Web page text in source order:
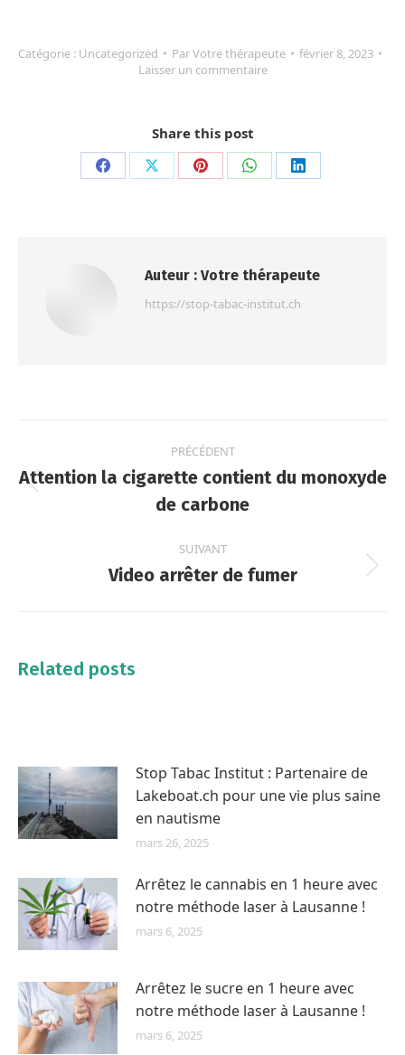
Catégorie : Uncategorized ParVotre thérapeute
février 8, 2023
Laisser un commentaire
Share this post
PartagerPartagerPartagerPartagerPartager
Auteur : Votre thérapeute
https://stop-tabac-institut.ch
des
articles
PRÉCÉDENT
Article
précédent
Attention la cigarette contient du monoxyde
de carbone
SUIVANT
Article
Video arrêter de fumer
Related posts
Stop Tabac Institut : Partenaire de
Lakeboat.ch pour une vie plus saine
en nautisme
mars 26, 2025
Arrêtez le cannabis en 1 heure avec
notre méthode laser à Lausanne !
mars 6, 2025
Arrêtez le sucre en 1 heure avec
notre méthode laser à Lausanne !
mars 6, 2025